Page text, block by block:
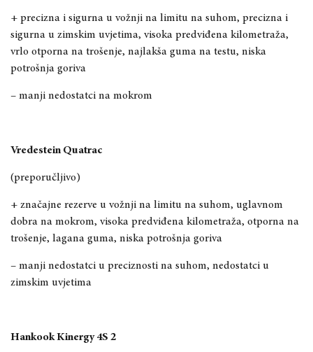
+ precizna i sigurna u vožnji na limitu na suhom, precizna i
sigurna u zimskim uvjetima, visoka predviđena kilometraža,
vrlo otporna na trošenje, najlakša guma na testu, niska
potrošnja goriva
– manji nedostatci na mokrom
Vredestein Quatrac
(preporučljivo)
+ značajne rezerve u vožnji na limitu na suhom, uglavnom
dobra na mokrom, visoka predviđena kilometraža, otporna na
trošenje, lagana guma, niska potrošnja goriva
– manji nedostatci u preciznosti na suhom, nedostatci u
zimskim uvjetima
Hankook Kinergy 4S 2